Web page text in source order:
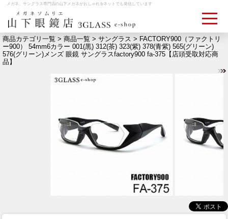
メガネ、サングラス専門店の山下メガネがおしゃれをネットでも発信しています
ログイン お買いものカゴ
メディア情報
MEDIA
商品カテゴリ一覧 > 商品一覧 > サングラス > FACTORY900（ファクトリ
ー900） 54mm6カラー 001(黒) 312(茶) 323(紫) 378(青紫) 565(グリーン)
576(グリーン)メンズ 眼鏡 サングラスfactory900 fa-375【店頭受取対応商
品】